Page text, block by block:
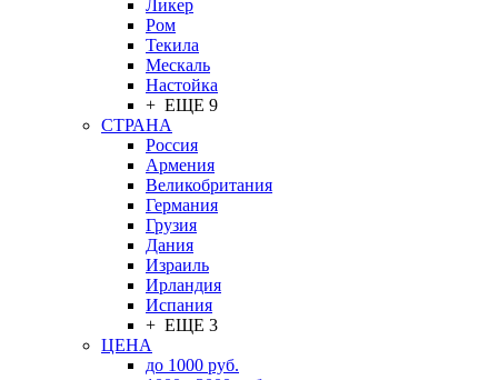
Ликер
Ром
Текила
Мескаль
Настойка
+ ЕЩЕ 9
СТРАНА
Россия
Армения
Великобритания
Германия
Грузия
Дания
Израиль
Ирландия
Испания
+ ЕЩЕ 3
ЦЕНА
до 1000 руб.